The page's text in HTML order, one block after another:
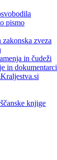
pismo
zveza
in čudeži
in dokumentarci
knjige